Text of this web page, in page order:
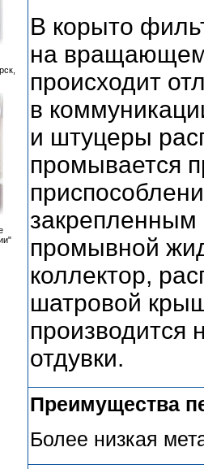
В корыто
на
происходит
в
и штуцеры
промывается
промывной
коллектор,
шатровой
производится
отдувки.
Преимущества
Более низкая